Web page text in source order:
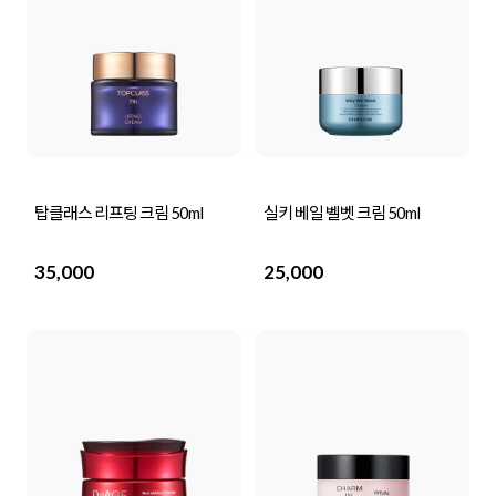
탑클래스 리프팅 크림 50ml
35,000
실키 베일 벨벳 크림 50ml
25,000